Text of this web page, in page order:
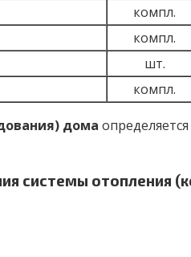
компл.
компл.
шт.
компл.
дома
системы отопления